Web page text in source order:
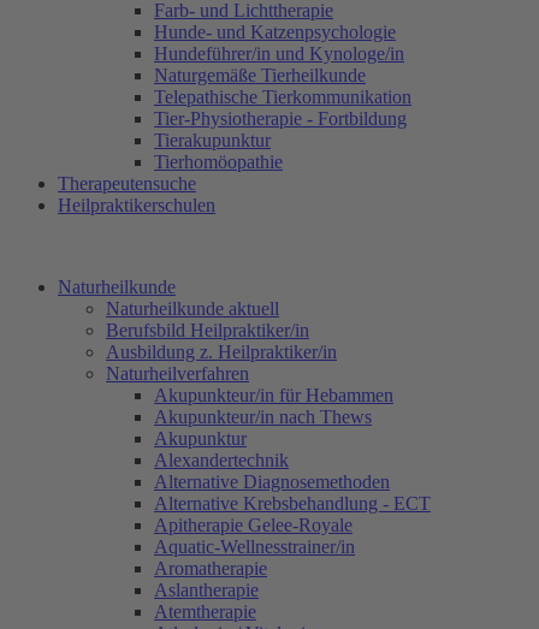
Farb- und Lichttherapie
Hunde- und Katzenpsychologie
Hundeführer/in und Kynologe/in
Naturgemäße Tierheilkunde
Telepathische Tierkommunikation
Tier-Physiotherapie - Fortbildung
Tierakupunktur
Tierhomöopathie
Therapeutensuche
Heilpraktikerschulen
Naturheilkunde
Naturheilkunde aktuell
Berufsbild Heilpraktiker/in
Ausbildung z. Heilpraktiker/in
Naturheilverfahren
Akupunkteur/in für Hebammen
Akupunkteur/in nach Thews
Akupunktur
Alexandertechnik
Alternative Diagnosemethoden
Alternative Krebsbehandlung - ECT
Apitherapie Gelee-Royale
Aquatic-Wellnesstrainer/in
Aromatherapie
Aslantherapie
Atemtherapie